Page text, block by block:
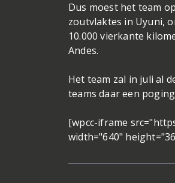
Dus moest het team
zoutvlaktes in Uyuni,
10.000 vierkante
Andes.
Het team zal in juli al
teams daar een
[wpcc-iframe
width="640"